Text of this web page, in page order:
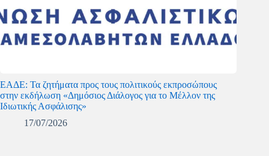
ΕΑΔΕ: Τα ζητήματα προς τους πολιτικούς εκπροσώπους
στην εκδήλωση «Δημόσιος Διάλογος για το Μέλλον της
Ιδιωτικής Ασφάλισης»
17/07/2026